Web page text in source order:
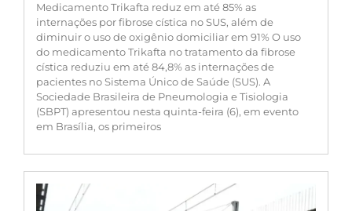
Medicamento Trikafta reduz em até 85% as
internações por fibrose cística no SUS, além de
diminuir o uso de oxigênio domiciliar em 91% O uso
do medicamento Trikafta no tratamento da fibrose
cística reduziu em até 84,8% as internações de
pacientes no Sistema Único de Saúde (SUS). A
Sociedade Brasileira de Pneumologia e Tisiologia
(SBPT) apresentou nesta quinta-feira (6), em evento
em Brasília, os primeiros